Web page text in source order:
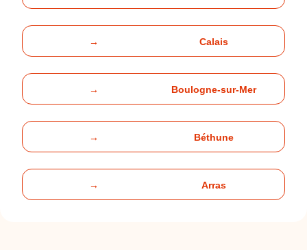
→ Calais
→ Boulogne-sur-Mer
→ Béthune
→ Arras